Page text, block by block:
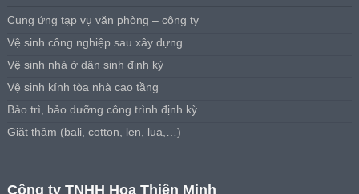
Cung ứng tạp vụ văn phòng – công ty
Vệ sinh công nghiệp sau xây dựng
Vệ sinh nhà ở dân sinh định kỳ
Vệ sinh kính tòa nhà cao tầng
Bảo trì, bảo dưỡng công trình định kỳ
Giặt thảm (bali, cotton, len, lụa,…)
Công ty TNHH Hoa Thiên Minh